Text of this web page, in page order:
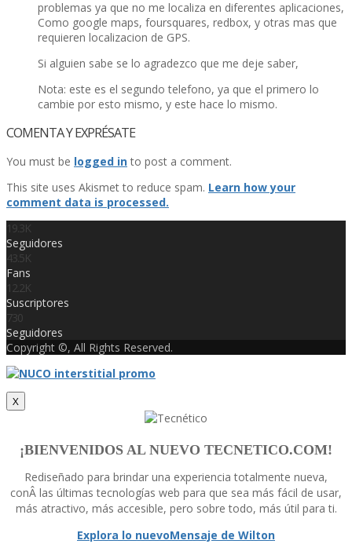
problemas ya que no me localiza en diferentes aplicaciones,
Como google maps, foursquares, redbox, y otras mas que
requieren localizacion de GPS.
Si alguien sabe se lo agradezco que me deje saber,
Nota: este es el segundo telefono, ya que el primero lo
cambie por esto mismo, y este hace lo mismo.
COMENTA Y EXPRÉSATE
You must be logged into post a comment.
This site uses Akismet to reduce spam. Learn how your
comment data is processed.
19.3K
Seguidores
43.5K
Fans
12.2K
Suscriptores
730
Seguidores
Copyright ©, All Rights Reserved.
X
¡BIENVENIDOS AL NUEVO TECNETICO.COM!
Rediseñado para brindar una experiencia totalmente nueva,
conÂ las últimas tecnologí­as web para que sea más fácil de usar,
más atractivo, más accesible, pero sobre todo, más útil para ti.
Explora lo nuevoMensaje de Wilton